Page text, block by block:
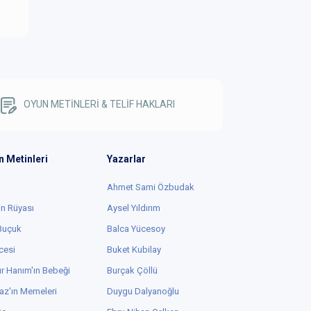
OYUN METİNLERİ & TELİF HAKLARI
Metinleri
Rüyası
Hanım'ın Bebeği
Memeleri
Yazarlar
Ahmet Sami Özbudak
Aysel Yıldırım
Balca Yücesoy
Buket Kubilay
Burçak Çöllü
Duygu Dalyanoğlu